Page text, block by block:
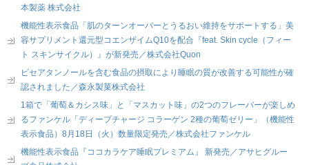
本製薬 株式会社
機能性表示食品「肌のターンオーバーとうるおい維持をサポートする」美
容サプリメント還元型コエンザイムQ10を配合『feat. Skin cycle（フィー
ト スキンサイクル）』が新発売／株式会社Quon
ピセアタンノールを含む食品の摂取により睡眠の質が改善する可能性が確
認されました／森永製菓株式会社
1箱で「葡萄＆カシス味」と「マスカット味」の2つのフレーバーが楽しめ
るファンケル「ディープチャージ コラーゲン 2種の葡萄ゼリー」（機能性
表示食品）8月18日（火）数量限定発売／株式会社ファンケル
機能性表示食品『ココカラケア睡眠プレミアム』 新発売／アサヒグルー